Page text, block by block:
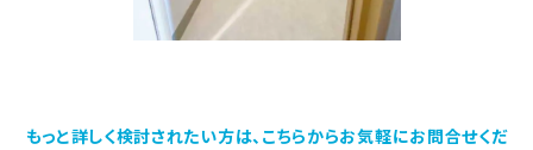
もっと詳しく検討されたい方は、こちらからお気軽にお問合せくだ